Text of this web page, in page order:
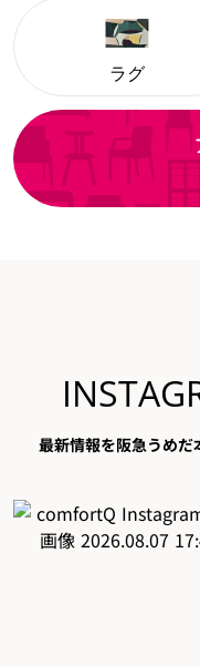
ラグ
最新情報を阪急うめ